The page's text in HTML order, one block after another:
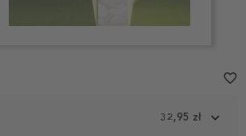
32,95 zł
favorite_border